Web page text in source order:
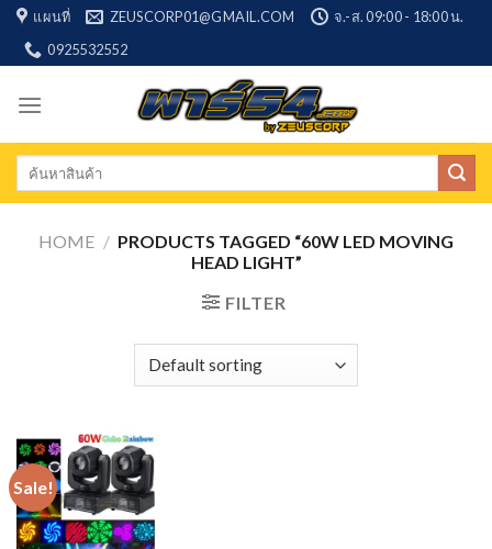
Skip
content
แผนที่ ZEUSCORP01@GMAIL.COM
จ.-ส. 09:00 - 18:00 น.
0925532552
Search
HOME / PRODUCTS TAGGED “60W LED MOVING
HEAD LIGHT”
FILTER
Sale!